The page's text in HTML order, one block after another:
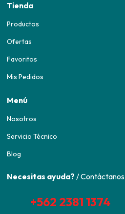
Tienda
Productos
Ofertas
Favoritos
Mis Pedidos
Menú
Nosotros
Servicio Técnico
Blog
Necesitas ayuda? / Contáctanos
+562 2381 1374